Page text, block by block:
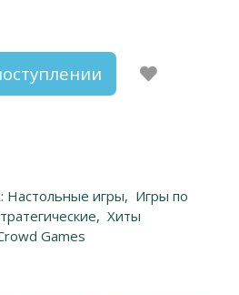
Настольные игры, Игры по
, Хиты
Games